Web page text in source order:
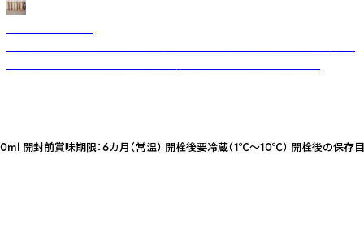
味期限：6カ月（常温） 開栓後要冷蔵（1℃～10℃） 開栓後の保存